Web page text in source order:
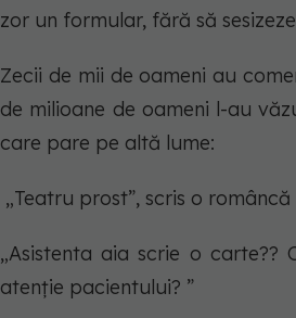
zor un formular, fără să
Zecii de mii de oameni au
de milioane de oameni l-au
care pare pe altă lume:
„Teatru prost”, scris o
„Asistenta aia scrie o
atenție pacientului? ”